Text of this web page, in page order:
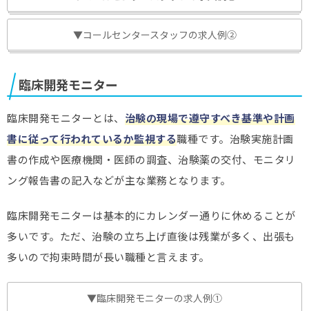
▼コールセンタースタッフの求人例②
臨床開発モニター
臨床開発モニターとは、 治験の現場で遵守すべき基準や計画
書に従って行われているか監視する職種です。治験実施計画
書の作成や医療機関・医師の調査、治験薬の交付、モニタリ
ング報告書の記入などが主な業務となります。
臨床開発モニターは基本的にカレンダー通りに休めることが
多いです。ただ、治験の立ち上げ直後は残業が多く、出張も
多いので拘束時間が長い職種と言えます。
▼臨床開発モニターの求人例①